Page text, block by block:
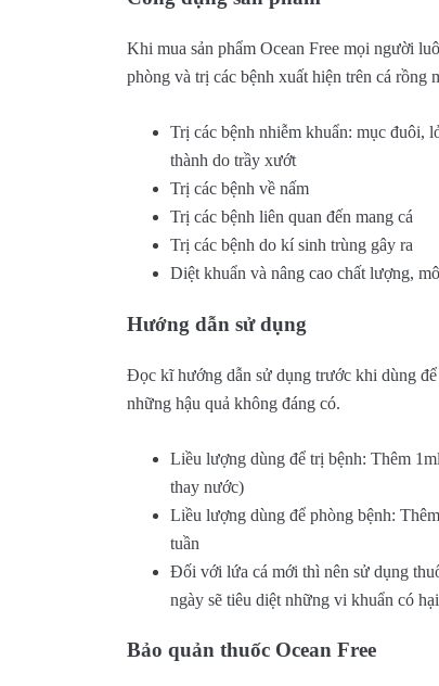
Khi mua sản phẩm Ocean Free mọi người
phòng và trị các bệnh xuất hiện trên cá rồng
Trị các bệnh nhiễm khuẩn: mục đuôi,
thành do trầy xướt
Trị các bệnh về nấm
Trị các bệnh liên quan đến mang cá
Trị các bệnh do kí sinh trùng gây ra
Diệt khuẩn và nâng cao chất lượng,
Hướng dẫn sử dụng
Đọc kĩ hướng dẫn sử dụng trước khi dùng
những hậu quả không đáng có.
Liều lượng dùng để trị bệnh: Thêm
thay nước)
Liều lượng dùng để phòng bệnh:
tuần
Đối với lứa cá mới thì nên sử dụng
ngày sẽ tiêu diệt những vi khuẩn có
Bảo quản thuốc Ocean Free